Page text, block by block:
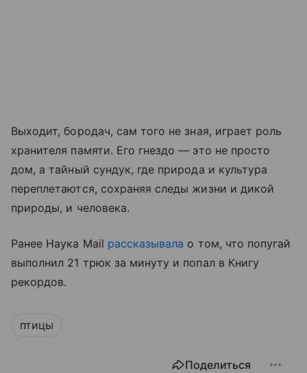
Выходит, бородач, сам того не зная, играет роль
хранителя памяти. Его гнездо — это не просто
дом, а тайный сундук, где природа и культура
переплетаются, сохраняя следы жизни и дикой
природы, и человека.
Ранее Наука Mail рассказывала о том, что попугай
выполнил 21 трюк за минуту и попал в Книгу
рекордов.
птицы
Поделиться